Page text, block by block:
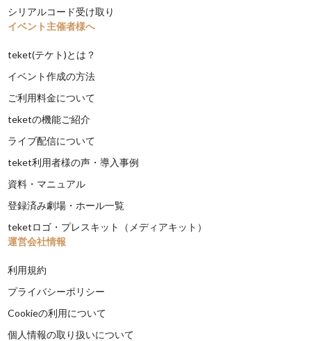
シリアルコード受け取り
イベント主催者様へ
teket(テケト)とは？
イベント作成の方法
ご利用料金について
teketの機能ご紹介
ライブ配信について
teket利用者様の声・導入事例
資料・マニュアル
登録済み劇場・ホール一覧
teketロゴ・プレスキット（メディアキット）
運営会社情報
利用規約
プライバシーポリシー
Cookieの利用について
個人情報の取り扱いについて